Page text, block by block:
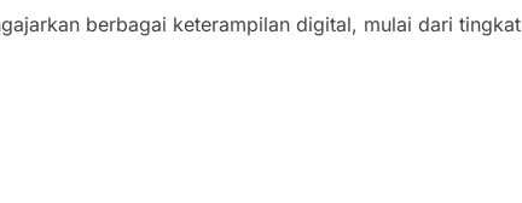
berbagai keterampilan digital, mulai dari tingkat